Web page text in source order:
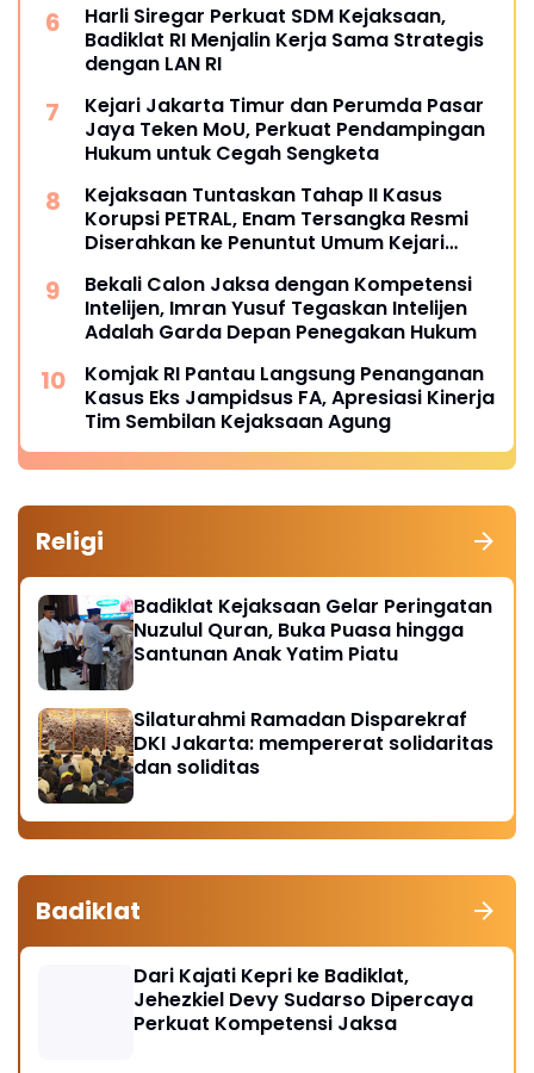
Harli Siregar Perkuat SDM Kejaksaan,
Badiklat RI Menjalin Kerja Sama Strategis
dengan LAN RI
Kejari Jakarta Timur dan Perumda Pasar
Jaya Teken MoU, Perkuat Pendampingan
Hukum untuk Cegah Sengketa
Kejaksaan Tuntaskan Tahap II Kasus
Korupsi PETRAL, Enam Tersangka Resmi
Diserahkan ke Penuntut Umum Kejari
Bekali Calon Jaksa dengan Kompetensi
Intelijen, Imran Yusuf Tegaskan Intelijen
Adalah Garda Depan Penegakan Hukum
Komjak RI Pantau Langsung Penanganan
Kasus Eks Jampidsus FA, Apresiasi Kinerja
Tim Sembilan Kejaksaan Agung
Religi
Badiklat Kejaksaan Gelar Peringatan
Nuzulul Quran, Buka Puasa hingga
Santunan Anak Yatim Piatu
Silaturahmi Ramadan Disparekraf
DKI Jakarta: mempererat solidaritas
dan soliditas
Badiklat
Dari Kajati Kepri ke Badiklat,
Jehezkiel Devy Sudarso Dipercaya
Perkuat Kompetensi Jaksa